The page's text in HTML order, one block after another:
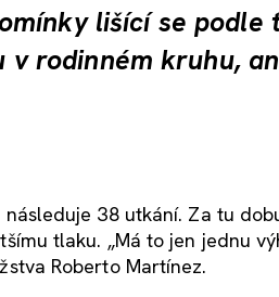
lišící se podle
rodinném kruhu,
38 utkání. Za tu
tlaku. „Má to jen jednu
Roberto Martínez.